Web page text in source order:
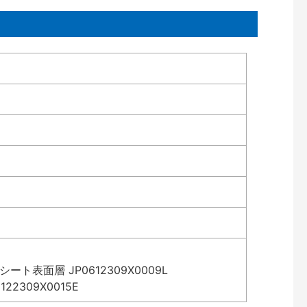
ート表面層 JP0612309X0009L